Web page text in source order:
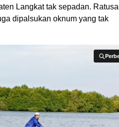
Langkat tak sepadan.
dipalsukan oknum yang tak